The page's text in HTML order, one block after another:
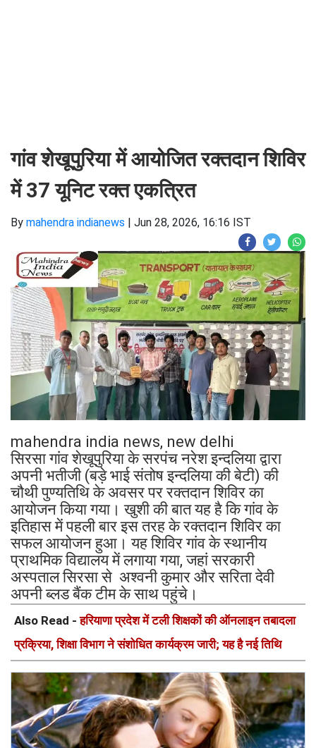
गांव शेखूपुरिया में आयोजित रक्तदान शिविर
में 37 यूनिट रक्त एकत्रित
By mahendra indianews | Jun 28, 2026, 16:16 IST
mahendra india news, new delhi
सिरसा गांव शेखूपुरिया के सरपंच नरेश इन्दलिया द्वारा
अपनी भतीजी (बड़े भाई संतोष इन्दलिया की बेटी) की
चौथी पुण्यतिथि के अवसर पर रक्तदान शिविर का
आयोजन किया गया। खुशी की बात यह है कि गांव के
इतिहास में पहली बार इस तरह के रक्तदान शिविर का
सफल आयोजन हुआ। यह शिविर गांव के स्थानीय
प्राथमिक विद्यालय में लगाया गया, जहां सरकारी
अस्पताल सिरसा से अश्वनी कुमार और सरिता देवी
अपनी ब्लड बैंक टीम के साथ पहुंचे।
Also Read -हरियाणा प्रदेश में टली शिक्षकों की ऑनलाइन तबादला
प्रक्रिया, शिक्षा विभाग ने संशोधित कार्यक्रम जारी; यह है नई तिथि